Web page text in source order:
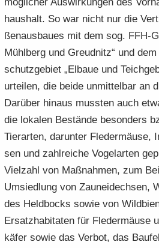
haus­halt. So war nicht nur die
ßen­aus­bau­es mit dem sog. FFH-​
Mühl­berg und Greudnitz“ und
schutz­ge­biet „El­baue und
ur­tei­len, die beide un­mit­tel­bar an
Dar­über hin­aus muss­ten auch
die lo­ka­len Be­stän­de be­son­ders
Tier­ar­ten, dar­un­ter Fle­der­mäu­se,
sen und zahl­rei­che Vo­gel­ar­ten
Viel­zahl von Maß­nah­men, zum
Um­sied­lung von Zaun­ei­dech­sen,
des Held­bocks sowie von
Er­satz­ha­bi­ta­ten für Fle­der­mäu­se
kä­fer sowie das Ver­bot, das